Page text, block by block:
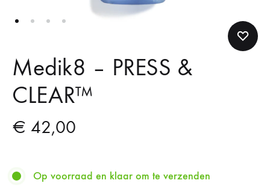
Medik8 – PRESS &
CLEAR™
€ 42,00
Op voorraad en klaar om te verzenden